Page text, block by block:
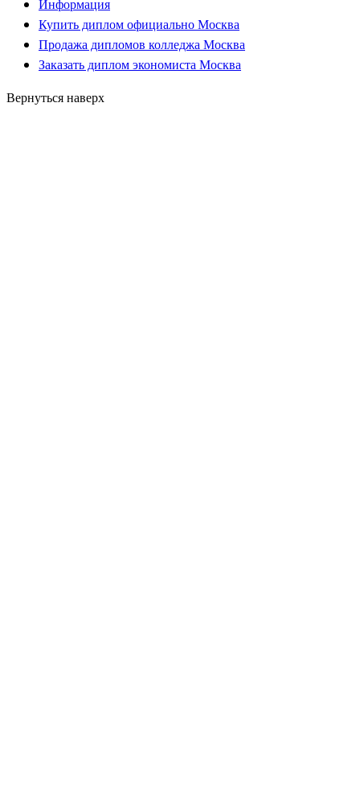
Информация
Купить диплом официально Москва
Продажа дипломов колледжа Москва
Заказать диплом экономиста Москва
Вернуться наверх